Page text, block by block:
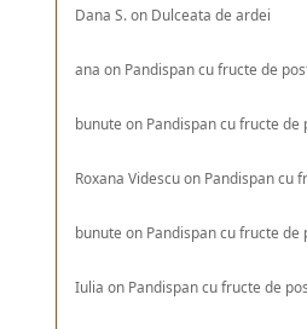
Dana S.on Dulceata de ardei
ana on Pandispan cu fructe de
bunute on Pandispan cu fructe de
Roxana Videscuon Pandispan cu
bunute on Pandispan cu fructe de
Iulia on Pandispan cu fructe de